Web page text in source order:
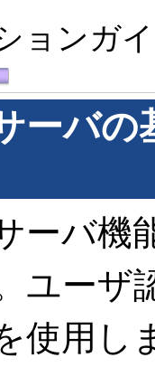
ョンガ
バの
ーバ機
ユーザ
使用し